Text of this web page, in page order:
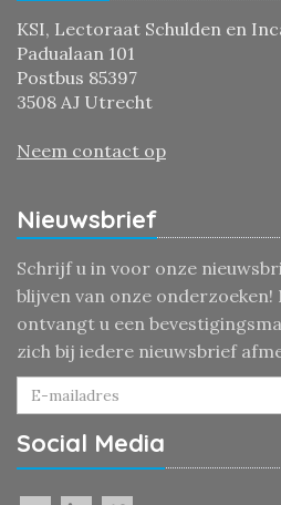
KSI, Lectoraat Schulden en
Padualaan 101
Postbus 85397
3508 AJ Utrecht
Neem contact op
Nieuwsbrief
Schrijf u in voor onze
blijven van onze
ontvangt u een
zich bij iedere nieuwsbrief
Social Media